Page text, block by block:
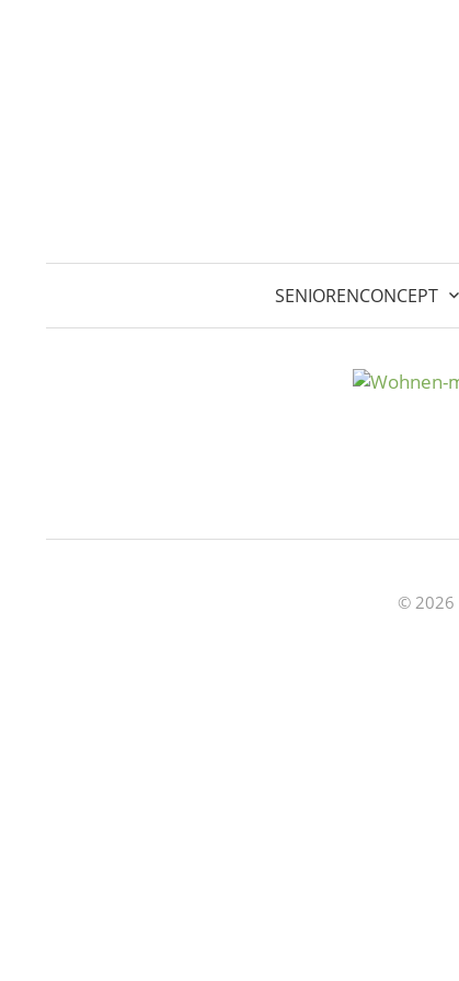
SENIORENCONCEPT
© 2026